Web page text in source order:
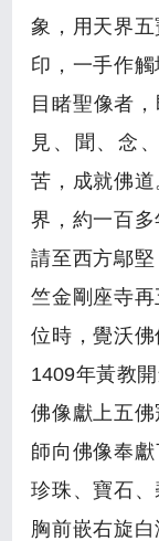
象，用天界
印，一手作
目睹聖像者
見、聞、念
苦，成就佛
界，約一百
請至西方鄔
竺金剛座寺
位時，覺沃佛
1409年黃教
佛像獻上五
師向佛像奉
珍珠、寶石、
胸前嵌右旋